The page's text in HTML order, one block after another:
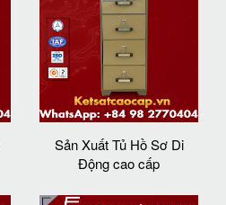
Sản Xuất Tủ Hồ Sơ Di
Động cao cấp